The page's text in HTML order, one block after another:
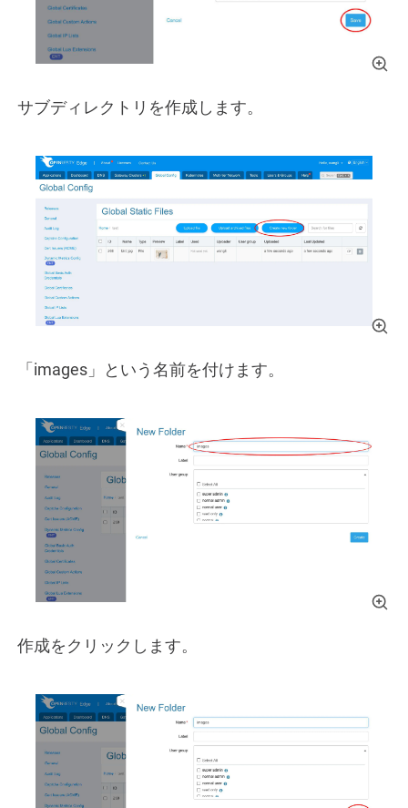
サブディレクトリを作成します。
「images」という名前を付けます。
作成をクリックします。